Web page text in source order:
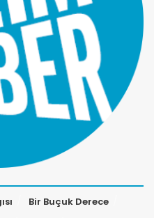
Bir Buçuk Derece